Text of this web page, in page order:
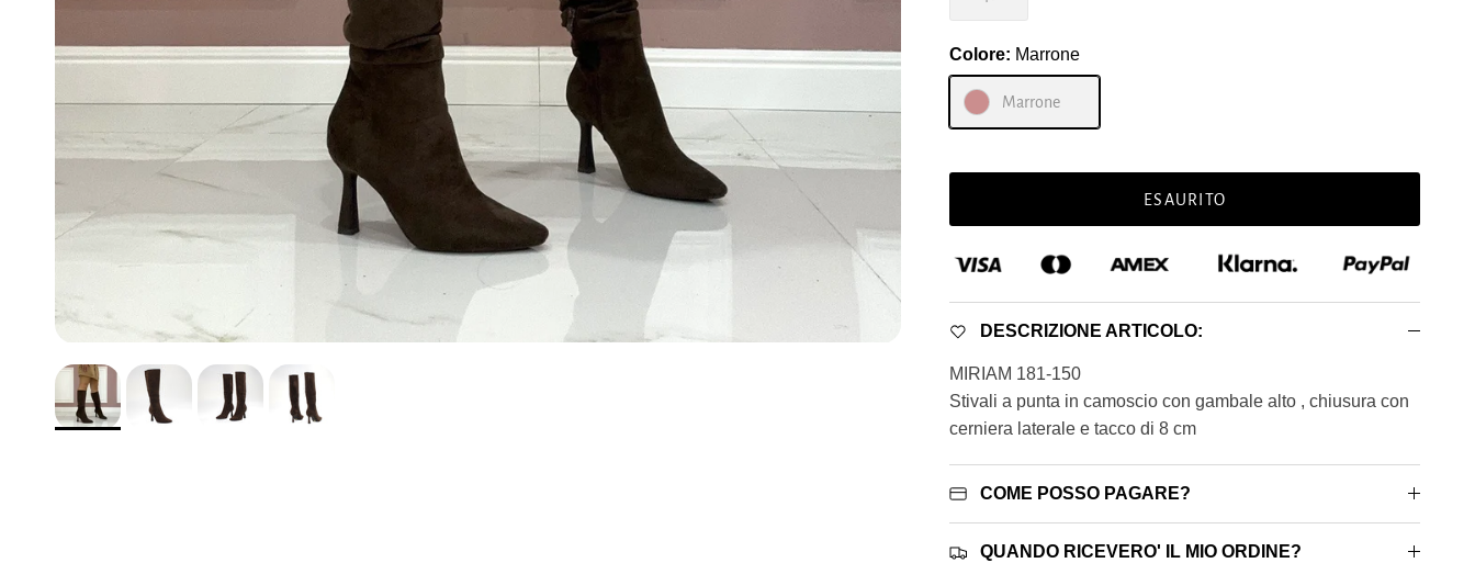
Colore: Marrone
Marrone
ESAURITO
DESCRIZIONE ARTICOLO:
MIRIAM 181-150
Stivali a punta in camoscio con gambale alto , chiusura con
cerniera laterale e tacco di 8 cm
COME POSSO PAGARE?
QUANDO RICEVERO' IL MIO ORDINE?